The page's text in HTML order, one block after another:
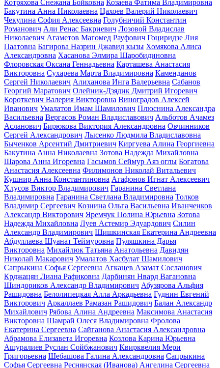
Котряхова Снежана Бойковна Козаева Фатима Владимировна
Бакутина Анна Николаевна Цахоев Валерий Николаевич
Чекулина София Алексеевна Голубничий Константин
Романович Али Ренас Бакриевич Лозовой Владислав
Николаевич Агаметов Магомед Рауфович Гоциридзе Лия
Паатовна Багирова Назрин Джавид кызы Хомякова Алиса
Александровна Хасанова Элмира Шаробидиновна
Флоровская Оксана Геннадьевна Карташева Анастасия
Викторовна Сухарева Марта Владимировна Каменданов
Сергей Николаевич Алиханова Инга Валерьевна Сабанов
Георгий Маратович Олейник-Дзядик Дмитрий Игоревич
Короткевич Валерия Викторовна Виноградов Алексей
Иванович Умалатов Имам Шамилович Плюснина Александра
Васильевна Вергасов Роман Владиславович Альботов Ачамез
Асланович Бирюкова Виктория Александровна Овчинников
Сергей Александрович Лысенко Людмила Владиславовна
Быченков Арсентий Дмитриевич Киргуева Алина Георгиевна
Бакутина Анна Николаевна Зотова Надежда Михайловна
Шарова Анна Игоревна Гасымов Сеймур Аяз оглы Богатова
Анастасия Алексеевна Филимонов Николай Витальевич
Кушнир Анна Константиновна Агафонов Игнат Алексеевич
Хлусов Виктор Владимирович Гаранина Светлана
Владимировна Гаранина Светлана Владимировна Толков
Владимир Сергеевич Кознина Ольга Васильевна Иванченков
Александр Викторович Яремчук Полина Юрьевна Зотова
Надежда Михайловна Луев Астемир Эдуардович Силин
Александр Владимирович Шишкинская Екатерина Андреевна
Абдуллаева Шуанат Теймуровна Пуляшкина Дарья
Викторовна Михайлюк Татьяна Анатольевна Давидян
Николай Макарович Умалатов Хасбулат Шамилович
Сапрыкина Софья Сергеевна Агкацев Азамат Сосланович
Крджацян Лиана Рафиковна Дарбинян Нвард Вагановна
Шиндориков Александр Владимирович Абузярова Альфия
Рашидовна Белолипецкая Алла Аркадьевна Гуднин Евгений
Викторович Аркаллаев Рамазан Рашидович Балан Александр
Михайлович Рябова Алина Андреевна Максимова Анастасия
Викторовна Шамрай Олеся Владимировна Фролова
Екатерина Сергеевна Сайганова Анастасия Александровна
Абрамова Елизавета Игоревна Козлова Карина Юрьевна
Ашуралиев Руслан Сойбжанович Квирквелия Мери
Григорьевна Шебашова Галина Александровна Сапрыкина
Софья Сергеевна Реснянская (Иванова) Ангелина Сергеевна